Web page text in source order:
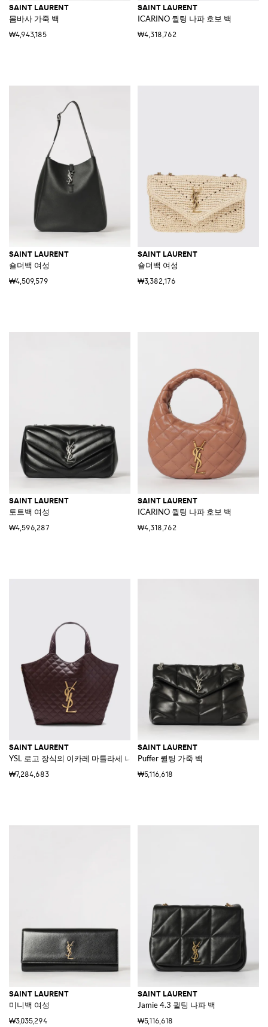
SAINT LAURENT
몸바사 가죽 백
₩4,943,185
SAINT LAURENT
ICARINO 퀼팅 나파 호보 백
₩4,318,762
SAINT LAURENT
숄더백 여성
₩4,509,579
SAINT LAURENT
숄더백 여성
₩3,382,176
SAINT LAURENT
토트백 여성
₩4,596,287
SAINT LAURENT
ICARINO 퀼팅 나파 호보 백
₩4,318,762
SAINT LAURENT
YSL 로고 장식의 이카레 마틀라세 나파 맥시 쇼핑백
₩7,284,683
SAINT LAURENT
Puffer 퀼팅 가죽 백
₩5,116,618
SAINT LAURENT
미니백 여성
₩3,035,294
SAINT LAURENT
Jamie 4.3 퀼팅 나파 백
₩5,116,618